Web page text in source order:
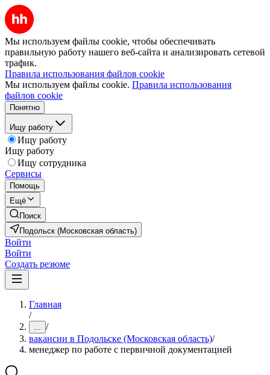
Мы используем файлы cookie, чтобы обеспечивать
правильную работу нашего веб-сайта и анализировать сетевой
трафик.
Правила использования файлов cookie
Мы используем файлы cookie. Правила использования
файлов cookie
Понятно
Ищу работу
Ищу работу
Ищу работу
Ищу сотрудника
Сервисы
Помощь
Ещё
Поиск
Подольск (Московская область)
Войти
Войти
Создать резюме
Главная
/
... /
вакансии в Подольске (Московская область)/
менеджер по работе с первичной документацией